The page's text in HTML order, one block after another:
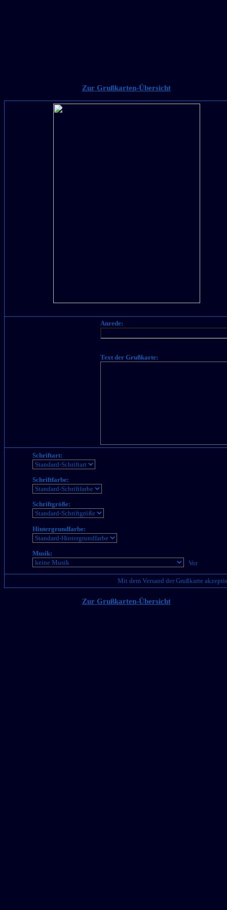
Zur Grußkarten-Übersicht
Anrede:
Text der Grußkarte:
Schriftart:
Schriftfarbe:
Schriftgröße:
Hintergrundfarbe:
Musik:
Mit dem Versand der Grußkarte
Zur Grußkarten-Übersicht